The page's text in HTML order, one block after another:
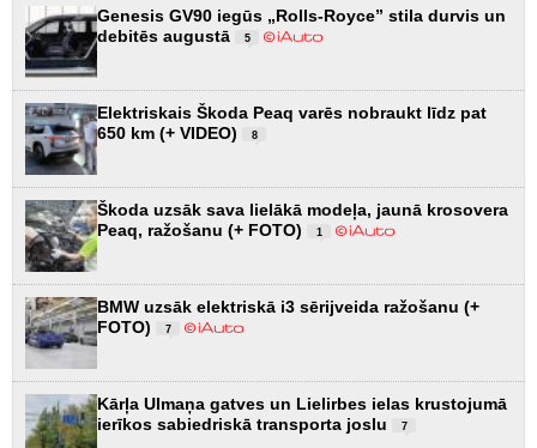
Genesis GV90 iegūs „Rolls-Royce” stila durvis un
debitēs augustā
5
Elektriskais Škoda Peaq varēs nobraukt līdz pat
650 km (+ VIDEO)
8
Škoda uzsāk sava lielākā modeļa, jaunā krosovera
Peaq, ražošanu (+ FOTO)
1
BMW uzsāk elektriskā i3 sērijveida ražošanu (+
FOTO)
7
Kārļa Ulmaņa gatves un Lielirbes ielas krustojumā
ierīkos sabiedriskā transporta joslu
7